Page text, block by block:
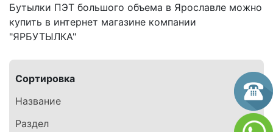
Бутылки ПЭТ большого объема в Ярославле можно
купить в интернет магазине компании
"ЯРБУТЫЛКА"
Сортировка
Название
Раздел